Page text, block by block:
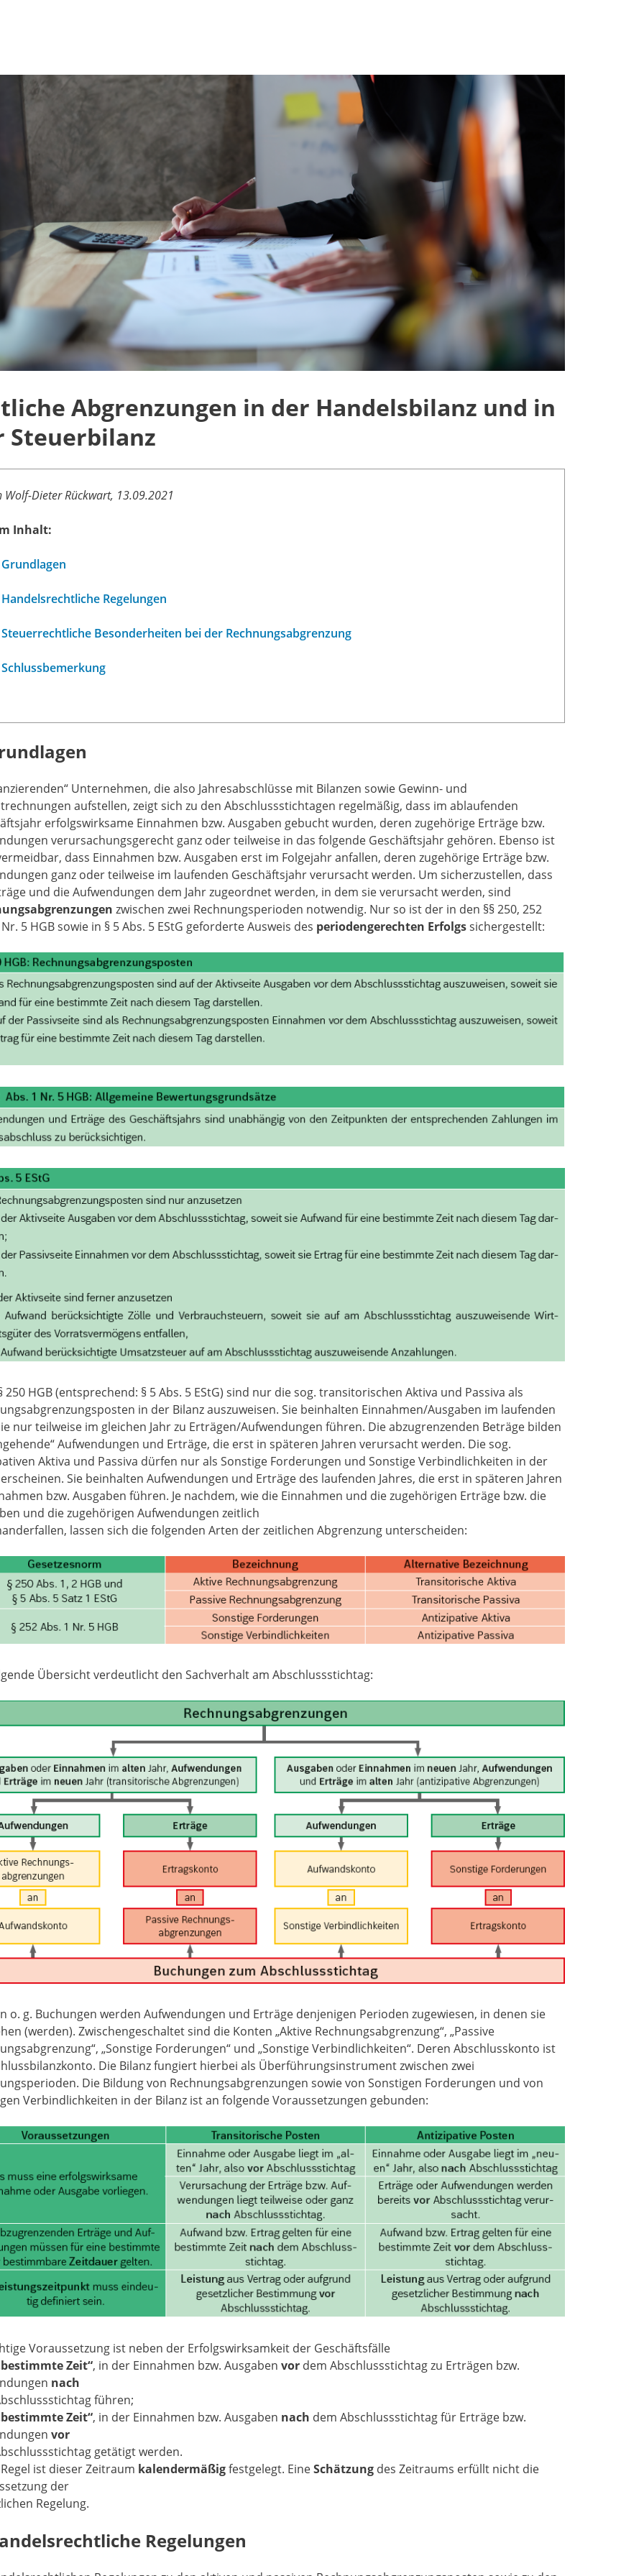
Abgrenzungen in der Handelsbilanz und in
Steuerbilanz
Wolf-Dieter Rückwart, 13.09.2021
Inhalt:
Grundlagen
Handelsrechtliche Regelungen
Steuerrechtliche Besonderheiten bei der Rechnungsabgrenzung
Schlussbemerkung
Unternehmen, die also Jahresabschlüsse mit Bilanzen sowie Gewinn- und
aufstellen, zeigt sich zu den Abschlussstichtagen regelmäßig, dass im ablaufenden
erfolgswirksame Einnahmen bzw. Ausgaben gebucht wurden, deren zugehörige Erträge bzw.
verursachungsgerecht ganz oder teilweise in das folgende Geschäftsjahr gehören. Ebenso ist
dass Einnahmen bzw. Ausgaben erst im Folgejahr anfallen, deren zugehörige Erträge bzw.
ganz oder teilweise im laufenden Geschäftsjahr verursacht werden. Um sicherzustellen, dass
und die Aufwendungen dem Jahr zugeordnet werden, in dem sie verursacht werden, sind
zwischen zwei Rechnungsperioden notwendig. Nur so ist der in den §§ 250, 252
5 HGB sowie in § 5 Abs. 5 EStG geforderte Ausweis des periodengerechten Erfolgssichergestellt:
250 HGB (entsprechend: § 5 Abs. 5 EStG) sind nur die sog. transitorischen Aktiva und Passiva als
in der Bilanz auszuweisen. Sie beinhalten Einnahmen/Ausgaben im laufenden
nur teilweise im gleichen Jahr zu Erträgen/Aufwendungen führen. Die abzugrenzenden Beträge bilden
Aufwendungen und Erträge, die erst in späteren Jahren verursacht werden. Die sog.
Aktiva und Passiva dürfen nur als Sonstige Forderungen und Sonstige Verbindlichkeiten in der
Sie beinhalten Aufwendungen und Erträge des laufenden Jahres, die erst in späteren Jahren
bzw. Ausgaben führen. Je nachdem, wie die Einnahmen und die zugehörigen Erträge bzw. die
und die zugehörigen Aufwendungen zeitlich
lassen sich die folgenden Arten der zeitlichen Abgrenzung unterscheiden:
Übersicht verdeutlicht den Sachverhalt am Abschlussstichtag:
o. g. Buchungen werden Aufwendungen und Erträge denjenigen Perioden zugewiesen, in denen sie
(werden). Zwischengeschaltet sind die Konten „Aktive Rechnungsabgrenzung“, „Passive
„Sonstige Forderungen“ und „Sonstige Verbindlichkeiten“. Deren Abschlusskonto ist
Die Bilanz fungiert hierbei als Überführungsinstrument zwischen zwei
Die Bildung von Rechnungsabgrenzungen sowie von Sonstigen Forderungen und von
Verbindlichkeiten in der Bilanz ist an folgende Voraussetzungen gebunden:
Voraussetzung ist neben der Erfolgswirksamkeit der Geschäftsfälle
Zeit“, in der Einnahmen bzw. Ausgaben vor dem Abschlussstichtag zu Erträgen bzw.
nach
führen;
Zeit“, in der Einnahmen bzw. Ausgaben nach dem Abschlussstichtag für Erträge bzw.
vor
getätigt werden.
ist dieser Zeitraum kalendermäßigfestgelegt. EineSchätzung des Zeitraums erfüllt nicht die
der
Regelung.
Regelungen